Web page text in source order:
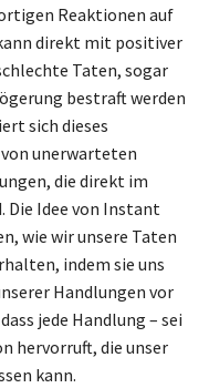
Reaktionen auf
direkt mit positiver
Taten, sogar
bestraft werden
sich dieses
unerwarteten
die direkt im
Die Idee von Instant
wie wir unsere Taten
indem sie uns
Handlungen vor
jede Handlung – sei
hervorruft, die unser
kann.